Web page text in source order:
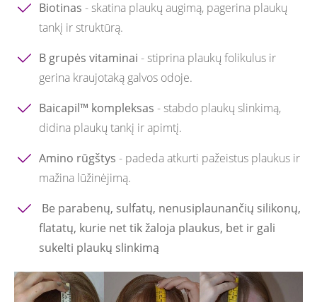
Biotinas - skatina plaukų augimą, pagerina plaukų
tankį ir struktūrą.
B grupės vitaminai - stiprina plaukų folikulus ir
gerina kraujotaką galvos odoje.
Baicapil™ kompleksas - stabdo plaukų slinkimą,
didina plaukų tankį ir apimtį.
Amino rūgštys - padeda atkurti pažeistus plaukus ir
mažina lūžinėjimą.
Be parabenų, sulfatų, nenusiplaunančių silikonų,
flatatų, kurie net tik žaloja plaukus, bet ir gali
sukelti plaukų slinkimą